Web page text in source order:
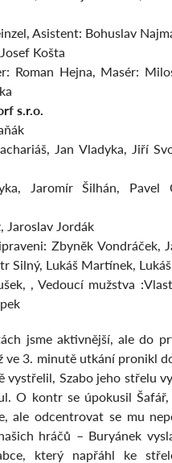
Asistent: Bohuslav
Košta
Roman Hejna, Masér:
s.r.o.
Jan Vladyka, Jiří
Jaromír Šilhán, Pavel
Jaroslav Jordák
Zbyněk Vondráček,
Silný, Lukáš Martínek,
, Vedoucí mužstva
jsme aktivnější, ale do
ve 3. minutě utkání pronikl
vystřelil, Szabo jeho střelu
O kontr se úpokusil
ale odcentrovat se mu
hráčů – Buryánek
který napřáhl ke